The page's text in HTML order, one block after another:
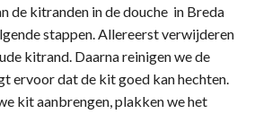
de kitranden in de douche in Breda
stappen. Allereerst verwijderen
kitrand. Daarna reinigen we de
ervoor dat de kit goed kan hechten.
kit aanbrengen, plakken we het